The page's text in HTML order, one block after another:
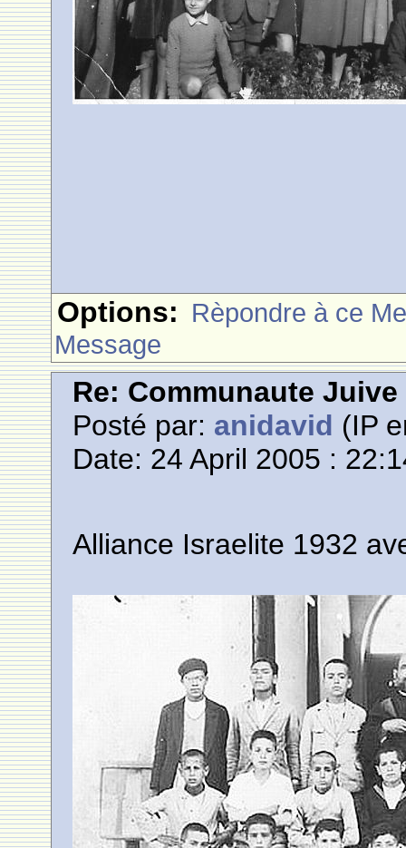
Options: Rèpondre à ce
Message
Re: Communaute
Posté par: anidavid (IP
Date: 24 April 2005 :
Alliance Israelite 1932